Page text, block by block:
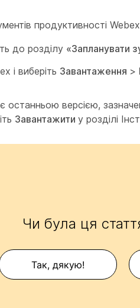
продуктивності
до розділу «Запланувати
і виберіть Завантаження >
останньою версією,
Завантажити у розділі
Чи була ця
Так, дякую!